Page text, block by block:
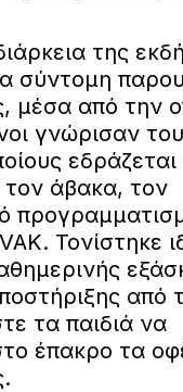
της
σύντομη
μέσα από την
γνώρισαν
εδράζεται
τον άβακα, τον
Τονίστηκε
από
τα παιδιά να
έπακρο τα